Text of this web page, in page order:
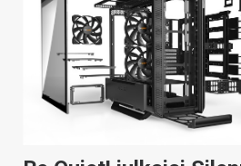
HINTA.FI
KAUPPA
VAIHDA TEEMA